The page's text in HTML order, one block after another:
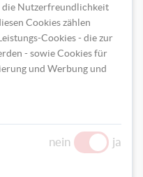
die Nutzerfreundlichkeit
Cookies zählen
Cookies - die zur
- sowie Cookies für
und Werbung und
nein ja